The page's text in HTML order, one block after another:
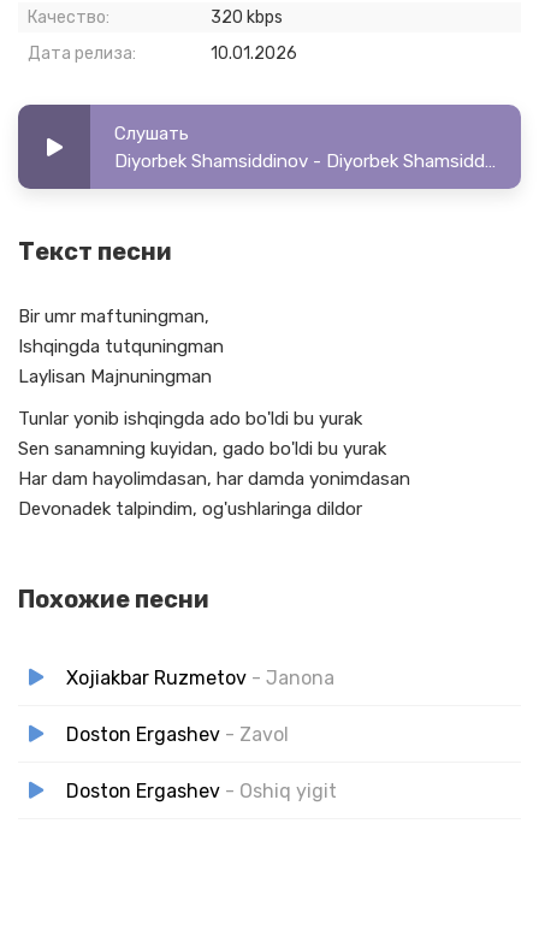
Качество:
320 kbps
Дата релиза:
10.01.2026
Слушать
Diyorbek Shamsiddinov - Diyorbek Shamsiddinov - Maftuningman
Текст песни
Bir umr maftuningman,
Ishqingda tutquningman
Laylisan Majnuningman
Tunlar yonib ishqingda ado bo'ldi bu yurak
Sen sanamning kuyidan, gado bo'ldi bu yurak
Har dam hayolimdasan, har damda yonimdasan
Devonadek talpindim, og'ushlaringa dildor
Похожие песни
Xojiakbar Ruzmetov - Janona
Doston Ergashev - Zavol
Doston Ergashev - Oshiq yigit